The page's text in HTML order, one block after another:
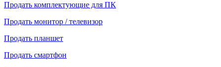
Продать комплектующие для ПК
Продать монитор / телевизор
Продать планшет
Продать смартфон